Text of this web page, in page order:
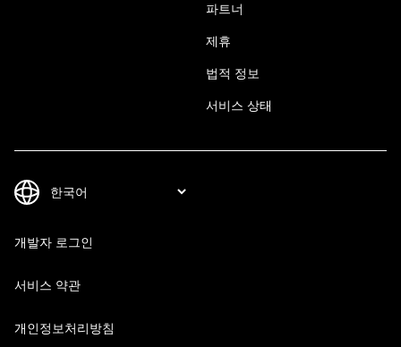
파트너
제휴
법적 정보
서비스 상태
개발자 로그인
서비스 약관
개인정보처리방침